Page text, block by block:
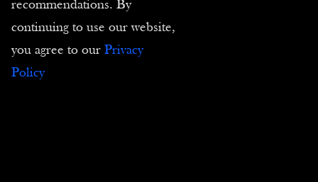
Diritti di immagini e testi
recommendations. By
continuing to use our website,
you agree to our Privacy
Policy